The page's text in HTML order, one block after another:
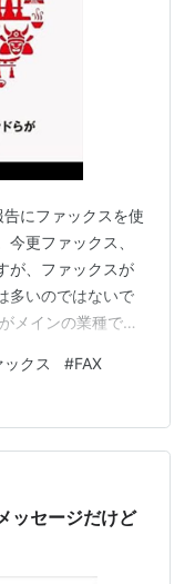
にファックスを使
更ファックス、
が、ファックスが
多いのではないで
メインの業種で
有で、取り込み
は結構あてはまり
です。汚れた手を
です。必要なこと
け。メールはこ
、ファッ…
ックス #FAX
ッセージだけど